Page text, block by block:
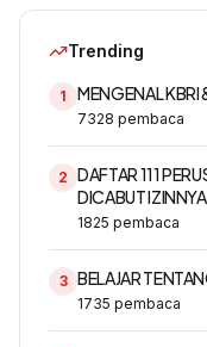
Trending
1 MENGENAL KBRI
7328 pembaca
2 DAFTAR 111
DICABUT
1825 pembaca
3 BELAJAR
1735 pembaca